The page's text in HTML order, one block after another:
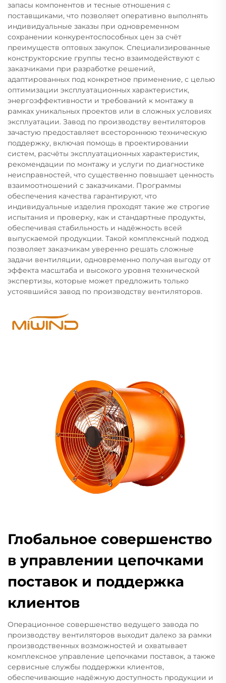
запасы компонентов и тесные отношения с
поставщиками, что позволяет оперативно выполнять
индивидуальные заказы при одновременном
сохранении конкурентоспособных цен за счёт
преимуществ оптовых закупок. Специализированные
конструкторские группы тесно взаимодействуют с
заказчиками при разработке решений,
адаптированных под конкретное применение, с целью
оптимизации эксплуатационных характеристик,
энергоэффективности и требований к монтажу в
рамках уникальных проектов или в сложных условиях
эксплуатации. Завод по производству вентиляторов
зачастую предоставляет всестороннюю техническую
поддержку, включая помощь в проектировании
систем, расчёты эксплуатационных характеристик,
рекомендации по монтажу и услуги по диагностике
неисправностей, что существенно повышает ценность
взаимоотношений с заказчиками. Программы
обеспечения качества гарантируют, что
индивидуальные изделия проходят такие же строгие
испытания и проверку, как и стандартные продукты,
обеспечивая стабильность и надёжность всей
выпускаемой продукции. Такой комплексный подход
позволяет заказчикам уверенно решать сложные
задачи вентиляции, одновременно получая выгоду от
эффекта масштаба и высокого уровня технической
экспертизы, которые может предложить только
устоявшийся завод по производству вентиляторов.
Глобальное совершенство
в управлении цепочками
поставок и поддержка
клиентов
Операционное совершенство ведущего завода по
производству вентиляторов выходит далеко за рамки
производственных возможностей и охватывает
комплексное управление цепочками поставок, а также
сервисные службы поддержки клиентов,
обеспечивающие надёжную доступность продукции и